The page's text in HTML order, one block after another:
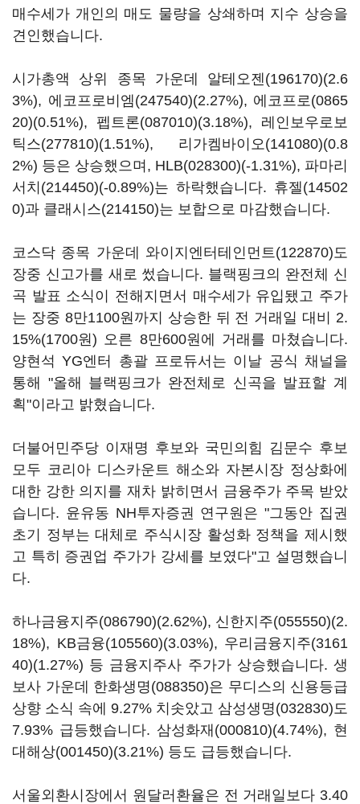
매수세가 개인의 매도 물량을 상쇄하며 지수 상승을
견인했습니다.
시가총액 상위 종목 가운데 알테오젠(196170)(2.6
3%), 에코프로비엠(247540)(2.27%), 에코프로(0865
20)(0.51%), 펩트론(087010)(3.18%), 레인보우로보
틱스(277810)(1.51%), 리가켐바이오(141080)(0.8
2%) 등은 상승했으며, HLB(028300)(-1.31%), 파마리
서치(214450)(-0.89%)는 하락했습니다. 휴젤(14502
0)과 클래시스(214150)는 보합으로 마감했습니다.
코스닥 종목 가운데 와이지엔터테인먼트(122870)도
장중 신고가를 새로 썼습니다. 블랙핑크의 완전체 신
곡 발표 소식이 전해지면서 매수세가 유입됐고 주가
는 장중 8만1100원까지 상승한 뒤 전 거래일 대비 2.
15%(1700원) 오른 8만600원에 거래를 마쳤습니다.
양현석 YG엔터 총괄 프로듀서는 이날 공식 채널을
통해 "올해 블랙핑크가 완전체로 신곡을 발표할 계
획"이라고 밝혔습니다.
더불어민주당 이재명 후보와 국민의힘 김문수 후보
모두 코리아 디스카운트 해소와 자본시장 정상화에
대한 강한 의지를 재차 밝히면서 금융주가 주목 받았
습니다. 윤유동 NH투자증권 연구원은 "그동안 집권
초기 정부는 대체로 주식시장 활성화 정책을 제시했
고 특히 증권업 주가가 강세를 보였다"고 설명했습니
다.
하나금융지주(086790)(2.62%), 신한지주(055550)(2.
18%), KB금융(105560)(3.03%), 우리금융지주(3161
40)(1.27%) 등 금융지주사 주가가 상승했습니다. 생
보사 가운데 한화생명(088350)은 무디스의 신용등급
상향 소식 속에 9.27% 치솟았고 삼성생명(032830)도
7.93% 급등했습니다. 삼성화재(000810)(4.74%), 현
대해상(001450)(3.21%) 등도 급등했습니다.
서울외환시장에서 원달러환율은 전 거래일보다 3.40